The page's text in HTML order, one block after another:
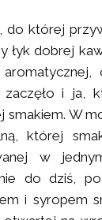
której
łyk dobrej
i ja,
smakiem. W
której
w
do dziś,
i syropem